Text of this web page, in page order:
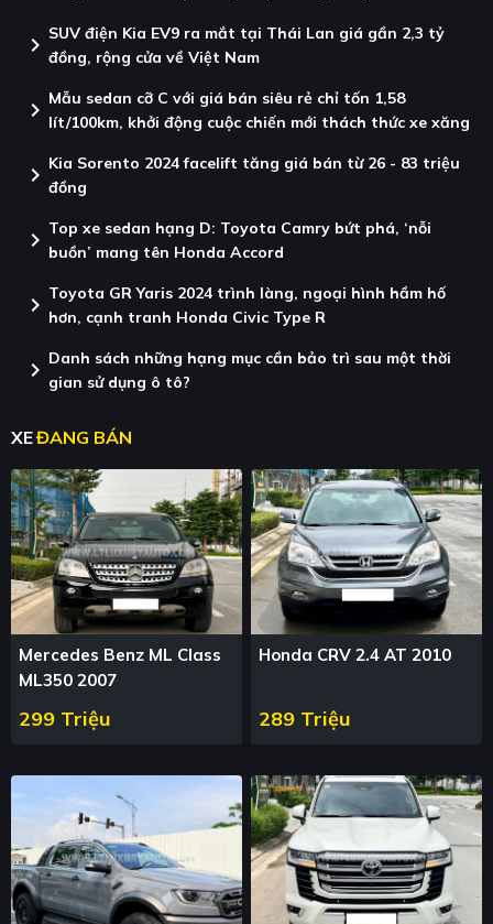
chevron_right SUV điện Kia EV9 ra mắt tại Thái Lan giá gần 2,3 tỷ
đồng, rộng cửa về Việt Nam
chevron_right Mẫu sedan cỡ C với giá bán siêu rẻ chỉ tốn 1,58
lít/100km, khởi động cuộc chiến mới thách thức xe xăng
chevron_right Kia Sorento 2024 facelift tăng giá bán từ 26 - 83 triệu
đồng
chevron_right Top xe sedan hạng D: Toyota Camry bứt phá, ‘nỗi
buồn’ mang tên Honda Accord
chevron_right Toyota GR Yaris 2024 trình làng, ngoại hình hầm hố
hơn, cạnh tranh Honda Civic Type R
chevron_right Danh sách những hạng mục cần bảo trì sau một thời
gian sử dụng ô tô?
XEĐANG BÁN
Mercedes Benz ML Class
ML350 2007
299 Triệu
Honda CRV 2.4 AT 2010
289 Triệu